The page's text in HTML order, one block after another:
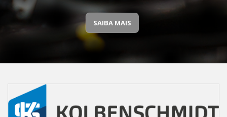
SAIBA MAIS